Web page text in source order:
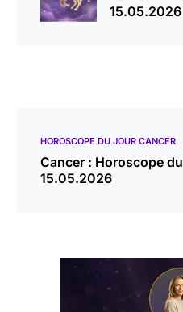
15.05.2026
HOROSCOPE DU JOUR CANCER
Cancer : Horoscope du
15.05.2026